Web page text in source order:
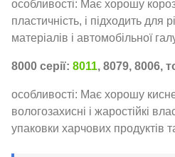
особливості: Має хорошу
пластичність, і підходить для
матеріалів і автомобільної
8000 серії: 8011, 8079, 8006,
особливості: Має хорошу
вологозахисні і жаростійкі
упаковки харчових продуктів